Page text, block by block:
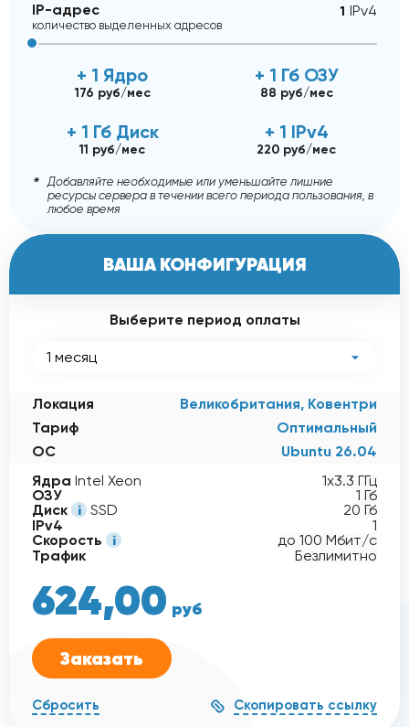
IP-адрес
количество выделенных адресов
IPv4
+ 1 Ядро
176 руб/мес
+ 1 Гб ОЗУ
88 руб/мес
+ 1 Гб Диск
11 руб/мес
+ 1 IPv4
220 руб/мес
Добавляйте необходимые или уменьшайте лишние
ресурсы сервера в течении всего периода пользования, в
любое время
ВАША КОНФИГУРАЦИЯ
Выберите период оплаты
1 месяц
Локация
Великобритания, Ковентри
Тариф
Оптимальный
ОС
Ubuntu 26.04
Ядра Intel Xeon
1x3.3 ГГц
ОЗУ
1 Гб
Диск
SSD
20 Гб
IPv4
1
Скорость
до 100 Мбит/с
Трафик
Безлимитно
624,00 руб-15%
624,00 руб
Заказать
Сбросить Скопировать ссылку